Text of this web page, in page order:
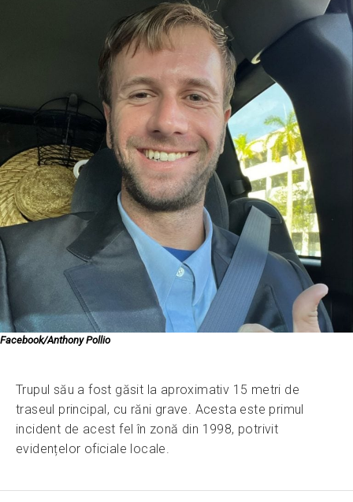
Facebook/Anthony Pollio
Trupul său a fost găsit la aproximativ 15 metri de
traseul principal, cu răni grave. Acesta este primul
incident de acest fel în zonă din 1998, potrivit
evidențelor oficiale locale.